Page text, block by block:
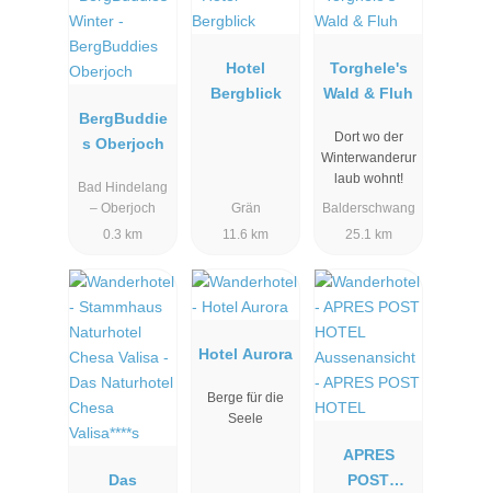
BergBuddie
s Oberjoch
Bad Hindelang
– Oberjoch
0.3 km
Hotel
Bergblick
Grän
11.6 km
Torghele's
Wald & Fluh
Dort wo der
Winterwanderur
laub wohnt!
Balderschwang
25.1 km
Das
Hotel Aurora
Berge für die
Seele
APRES
POST